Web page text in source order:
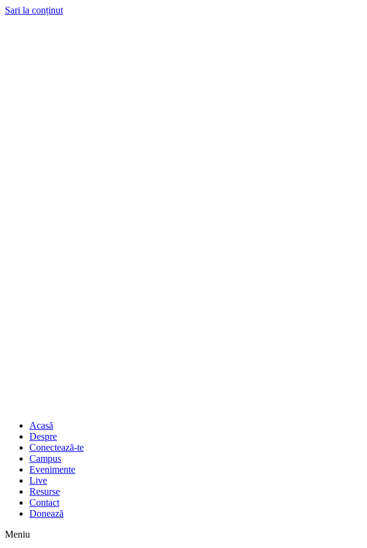
Sari la conținut
Acasă
Despre
Conectează-te
Campus
Evenimente
Live
Resurse
Contact
Donează
Meniu